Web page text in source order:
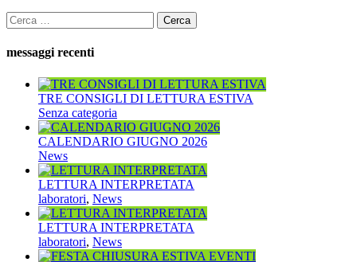
Ricerca
per:
messaggi recenti
TRE CONSIGLI DI LETTURA ESTIVA
Senza categoria
CALENDARIO GIUGNO 2026
News
LETTURA INTERPRETATA
laboratori, News
LETTURA INTERPRETATA
laboratori, News